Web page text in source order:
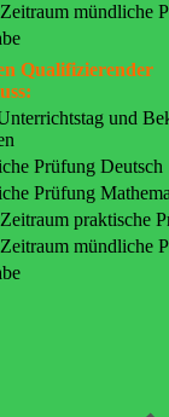
mündliche
Qualifizierender
und
Prüfung Deutsch
Prüfung
praktische
mündliche